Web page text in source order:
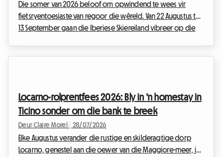
Die somer van 2026 beloof om opwindend te wees vir
fietsryentoesiaste van regoor die wêreld. Van 22 Augustus tot
13 September gaan die Iberiese Skiereiland vibreer op die
organisasie van so 'n ...
Locarno-rolprentfees 2026: Bly in 'n homestay in
Ticino sonder om die bank te breek
Deur Claire Morel 28/07/2026
Elke Augustus verander die rustige en skilderagtige dorp
Locarno, genestel aan die oewer van die Maggiore-meer, in